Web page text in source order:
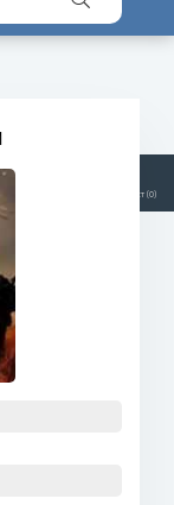
Плейлист (0)